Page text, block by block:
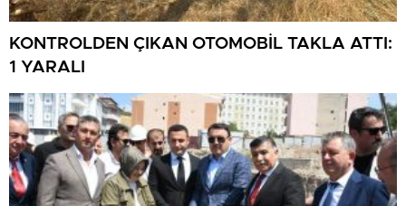
KONTROLDEN ÇIKAN OTOMOBİL TAKLA ATTI:
1 YARALI